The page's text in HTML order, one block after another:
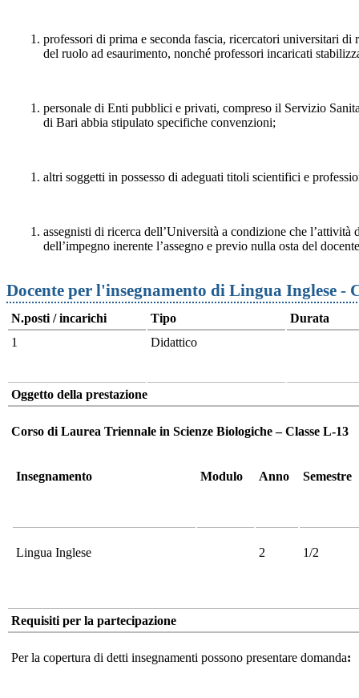
professori di prima e seconda fascia, ricercatori universitari di
del ruolo ad esaurimento, nonché professori incaricati
personale di Enti pubblici e privati, compreso il Servizio
di Bari abbia stipulato specifiche convenzioni;
altri soggetti in possesso di adeguati titoli scientifici e
assegnisti di ricerca dell’Università a condizione che l’attività
dell’impegno inerente l’assegno e previo nulla osta del
Docente per l'insegnamento di Lingua Inglese -
N.posti / incarichi Tipo
Durata
1
Didattico
Oggetto della prestazione
Corso di Laurea Triennale in Scienze Biologiche – Classe L-13
Insegnamento Modulo Anno Semestre
Lingua Inglese 2 1/2
Requisiti per la partecipazione
Per la copertura di detti insegnamenti possono presentare domanda: